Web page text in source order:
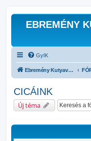
EBREMÉNY
GyIK
Ebremény Kutyavédő Egyesület Hivatalos Kapcsolattartó Fóruma
CICÁINK
Új téma